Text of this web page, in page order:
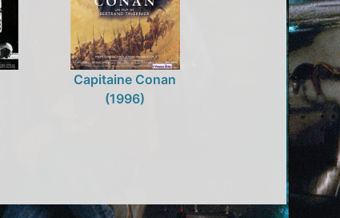
Capitaine Conan
(1996)